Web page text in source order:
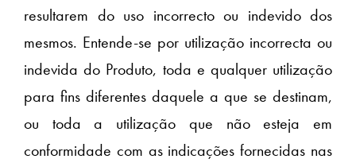
resultarem do uso incorrecto ou indevido dos
mesmos. Entende-se por utilização incorrecta ou
indevida do Produto, toda e qualquer utilização
para fins diferentes daquele a que se destinam,
ou toda a utilização que não esteja em
conformidade com as indicações fornecidas nas